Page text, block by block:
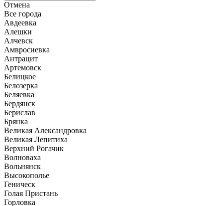
Отмена
Все города
Авдеевка
Алешки
Алчевск
Амвросиевка
Антрацит
Артемовск
Белицкое
Белозерка
Беляевка
Бердянск
Берислав
Брянка
Великая Александровка
Великая Лепитиха
Верхний Рогачик
Волноваха
Вольнянск
Высокополье
Геническ
Голая Пристань
Горловка